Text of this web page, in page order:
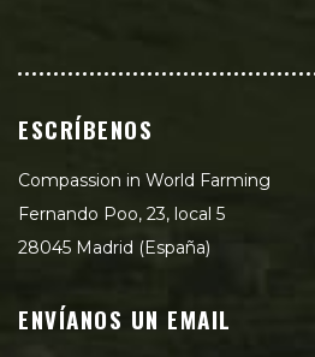
ESCRÍBENOS
Compassion in World Farming
Fernando Poo, 23, local 5
28045 Madrid (España)
ENVÍANOS UN EMAIL